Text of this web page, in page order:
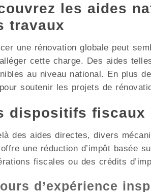
les aides
travaux
une rénovation globale peut
cette charge. Des aides
au niveau national. En plus
soutenir les projets de
dispositifs fiscaux
des aides directes, divers
une réduction d’impôt basée
fiscales ou des crédits
d’expérience